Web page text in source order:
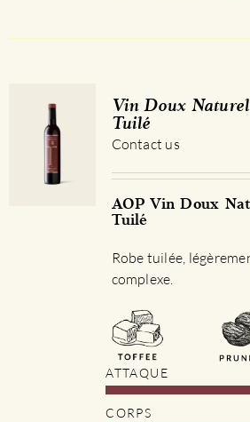
sur
du
Vin Doux
Tuilé
Contact us
AOP Vin Doux
Tuilé
Robe tuilée,
complexe.
ATTAQUE
CORPS